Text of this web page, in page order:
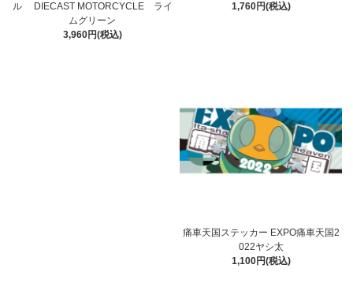
ル DIECAST MOTORCYCLE ライ
ムグリーン
3,960円(税込)
1,760円(税込)
痛車天国ステッカー EXPO痛車天国2
022ヤシ太
1,100円(税込)